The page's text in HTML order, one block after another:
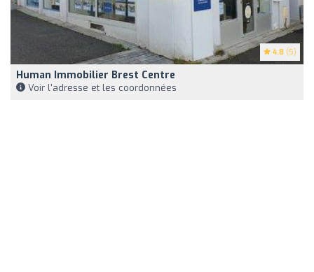
4.8 (5)
Human Immobilier Brest Centre
Voir l'adresse et les coordonnées